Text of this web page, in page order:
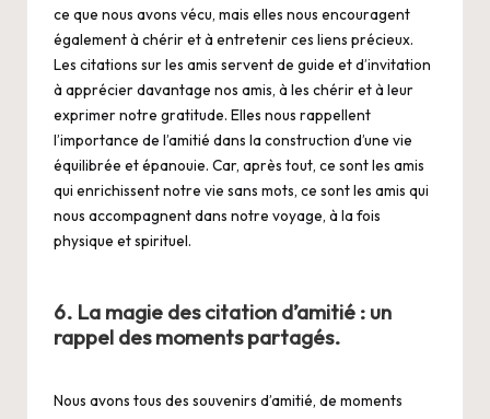
ce que nous avons vécu, mais elles nous encouragent
également à chérir et à entretenir ces liens précieux.
Les citations sur les amis servent de guide et d’invitation
à apprécier davantage nos amis, à les chérir et à leur
exprimer notre gratitude. Elles nous rappellent
l’importance de l’amitié dans la construction d’une vie
équilibrée et épanouie. Car, après tout, ce sont les amis
qui enrichissent notre vie sans mots, ce sont les amis qui
nous accompagnent dans notre voyage, à la fois
physique et spirituel.
6. La magie des citation d’amitié : un
rappel des moments partagés.
Nous avons tous des souvenirs d’amitié, de moments